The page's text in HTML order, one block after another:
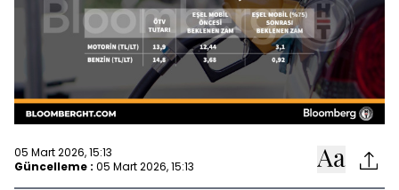
05 Mart 2026, 15:13
Güncelleme : 05 Mart 2026, 15:13